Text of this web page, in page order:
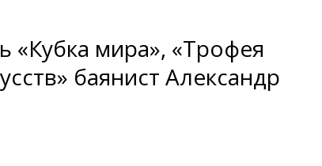
«Кубка мира», «Трофея
баянист Александр